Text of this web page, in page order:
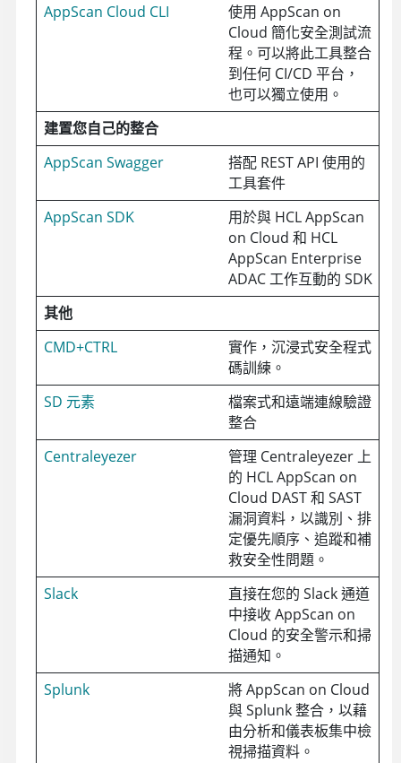
AppScan Cloud CLI
使用 AppScan on
Cloud 簡化安全測試流
程。可以將此工具整合
到任何 CI/CD 平台，
也可以獨立使用。
建置您自己的整合
AppScan Swagger
搭配 REST API 使用的
工具套件
AppScan SDK
用於與 HCL AppScan
on Cloud 和 HCL
AppScan Enterprise
ADAC 工作互動的 SDK
其他
CMD+CTRL
實作，沉浸式安全程式
碼訓練。
SD 元素
檔案式和遠端連線驗證
整合
Centraleyezer
管理 Centraleyezer 上
的 HCL AppScan on
Cloud DAST 和 SAST
漏洞資料，以識別、排
定優先順序、追蹤和補
救安全性問題。
Slack
直接在您的 Slack 通道
中接收AppScan on
Cloud 的安全警示和掃
描通知。
Splunk
將AppScan on Cloud
與 Splunk 整合，以藉
由分析和儀表板集中檢
視掃描資料。